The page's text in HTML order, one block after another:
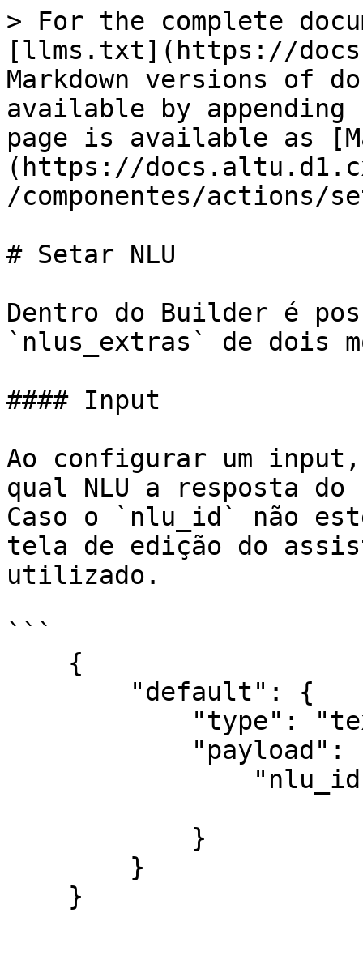
> For the complete
[llms.txt](https://
Markdown versions of
available by
page is available as
(https://
/componentes/actions/
# Setar NLU
Dentro do Builder é
`nlus_extras` de dois
#### Input
Ao configurar um
qual NLU a resposta
Caso o `nlu_id` não
tela de edição do
utilizado.
```